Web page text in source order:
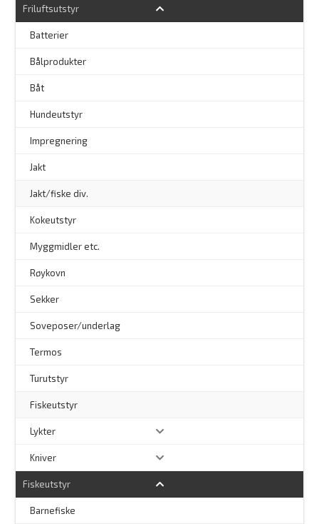
Friluftsutstyr
Batterier
Bålprodukter
Båt
Hundeutstyr
Impregnering
Jakt
Jakt/fiske div.
Kokeutstyr
Myggmidler etc.
Røykovn
Sekker
Soveposer/underlag
Termos
Turutstyr
Fiskeutstyr
Lykter
Kniver
Fiskeutstyr
Barnefiske